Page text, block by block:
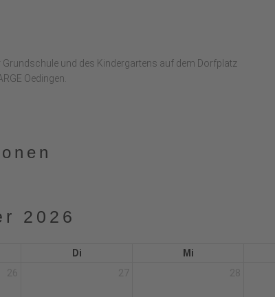
Grundschule und des Kindergartens auf dem Dorfplatz
Oedingen.
2026
Di Mi